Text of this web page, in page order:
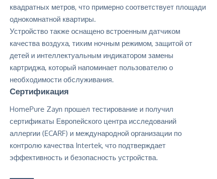
квадратных метров, что примерно соответствует площади
однокомнатной квартиры.
Устройство также оснащено встроенным датчиком
качества воздуха, тихим ночным режимом, защитой от
детей и интеллектуальным индикатором замены
картриджа, который напоминает пользователю о
необходимости обслуживания.
Сертификация
HomePure Zayn прошел тестирование и получил
сертификаты Европейского центра исследований
аллергии (ECARF) и международной организации по
контролю качества Intertek, что подтверждает
эффективность и безопасность устройства.